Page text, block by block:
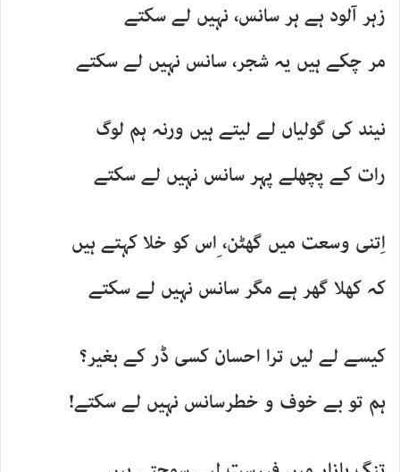
زہر آلود ہے ہر سانس، نہیں لے سکتے
مر چکے ہیں یہ شجر، سانس نہیں لے سکتے
نیند کی گولیاں لے لیتے ہیں ورنہ ہم لوگ
رات کے پچھلے پہر سانس نہیں لے سکتے
اِتنی وسعت میں گھٹن، ِاس کو خلا کہتے ہیں
کہ کھلا گھر ہے مگر سانس نہیں لے سکتے
کیسے لے لیں ترا احسان کسی ڈر کے بغیر؟
ہم تو بے خوف و خطرسانس نہیں لے سکتے!